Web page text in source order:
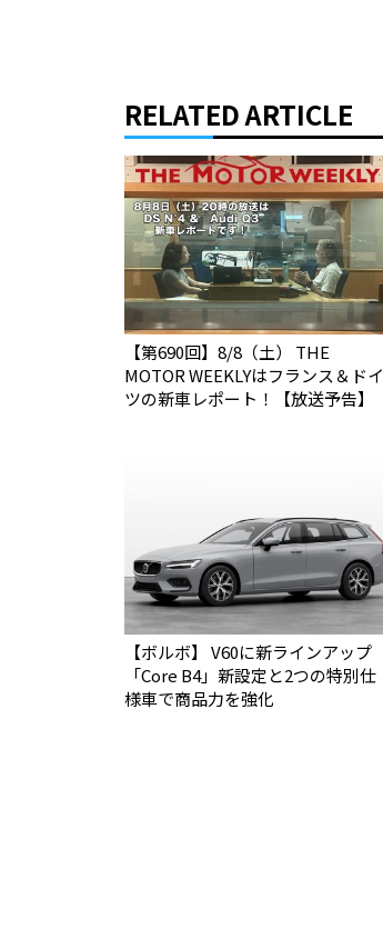
RELATED ARTICLE
【第690回】8/8（土） THE
MOTOR WEEKLYはフランス＆ドイ
ツの新車レポート！【放送予告】
【ボルボ】 V60に新ラインアップ
「Core B4」新設定と2つの特別仕
様車で商品力を強化